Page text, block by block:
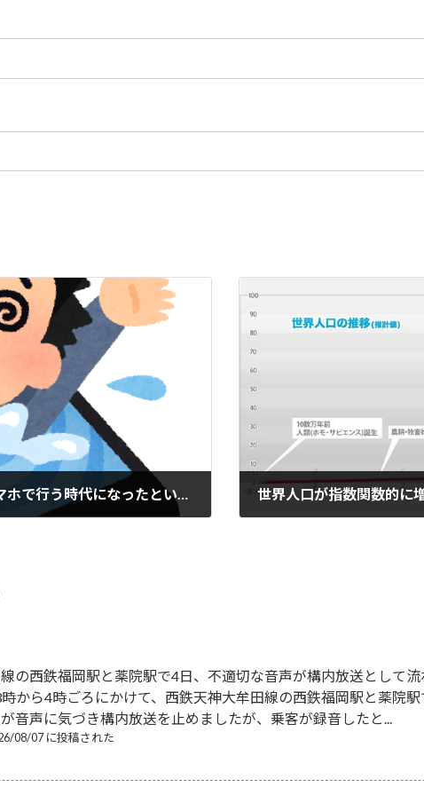
世界人口が指数関数的に
の西鉄福岡駅と薬院駅で4日、不適切な音声が構内放送として
から4時ごろにかけて、西鉄天神大牟田線の西鉄福岡駅と薬院
音声に気づき構内放送を止めましたが、乗客が録音したと...
08/07 に投稿された